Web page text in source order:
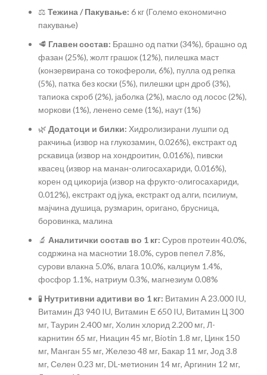
⚖️ Тежина / Пакување: 6 кг (Големо економично
пакување)
🥩 Главен состав: Брашно од патки (34%), брашно од
фазан (25%), жолт грашок (12%), пилешка маст
(конзервирана со токофероли, 6%), пулла од репка
(5%), патка без коски (5%), пилешки црн дроб (3%),
тапиока скроб (2%), јаболка (2%), масло од лосос (2%),
моркови (1%), ленено семе (1%), наут (1%)
🌿 Додатоци и билки: Хидролизирани лушпи од
ракчиња (извор на глукозамин, 0.026%), екстракт од
рскавица (извор на хондроитин, 0.016%), пивски
квасец (извор на манан-олигосахариди, 0.016%),
корен од цикорија (извор на фрукто-олигосахариди,
0.012%), екстракт од јука, екстракт од алги, псилиум,
мајчина душица, рузмарин, оригано, брусница,
боровинка, малина
🔬 Аналитички состав во 1 кг: Суров протеин 40.0%,
содржина на маснотии 18.0%, суров пепел 7.8%,
сурови влакна 5.0%, влага 10.0%, калциум 1.4%,
фосфор 1.1%, натриум 0.3%, магнезиум 0.08%
🧪 Нутритивни адитиви во 1 кг: Витамин А 23.000 IU,
Витамин Д3 940 IU, Витамин Е 650 IU, Витамин Ц 300
мг, Таурин 2.400 мг, Холин хлорид 2.200 мг, Л-
карнитин 65 мг, Ниацин 45 мг, Biotin 1.8 мг, Цинк 150
мг, Манган 55 мг, Железо 48 мг, Бакар 11 мг, Јод 3.8
мг, Селен 0.23 мг, DL-метионин 14 мг, Аргинин 12 мг,